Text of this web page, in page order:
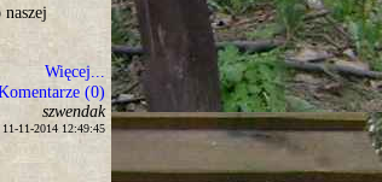
Więcej...
(0)
szwendak
11-11-2014 12:49:45